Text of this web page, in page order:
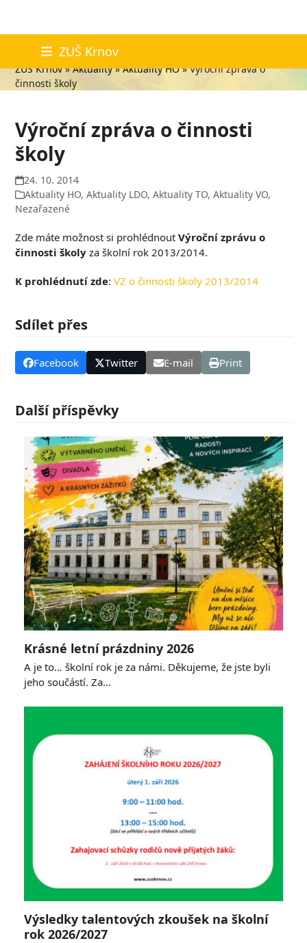
content
ZUŠ Krnov
Aktuality
ZUŠ Krnov»Aktuality»Aktuality HO»Výroční zpráva o
činnosti školy
Výroční zpráva o činnosti
školy
24. 10. 2014
Aktuality HO,Aktuality LDO,Aktuality TO,Aktuality VO,
Nezařazené
Zde máte možnost si prohlédnoutVýroční zprávu o
činnosti školy za školní rok 2013/2014.
K prohlédnutí zde:VZ o činnosti školy 2013/2014
Sdílet přes
Facebook Twitter E-mail Print
Další příspěvky
Krásné letní prázdniny 2026
A je to… školní rok je za námi. Děkujeme, že jste byli
jeho součástí. Za…
Výsledky talentových zkoušek na školní
rok 2026/2027